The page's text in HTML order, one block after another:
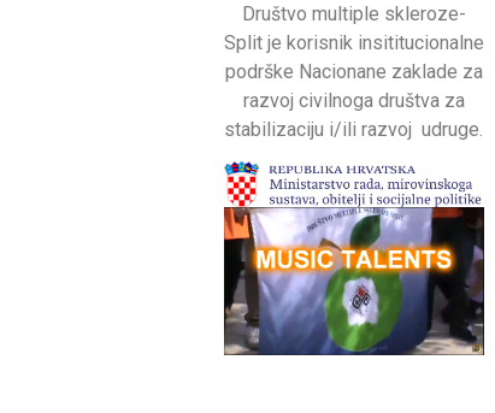
Društvo multiple skleroze-
Split je korisnik insititucionalne
podrške Nacionane zaklade za
razvoj civilnoga društva za
stabilizaciju i/ili razvoj udruge.